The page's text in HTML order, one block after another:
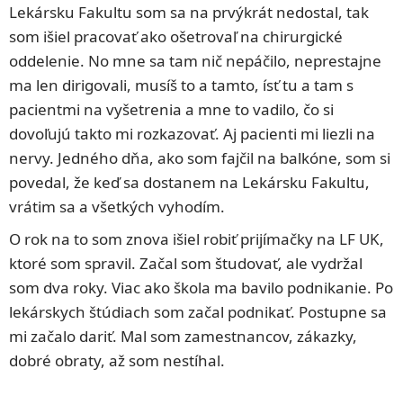
Lekársku Fakultu som sa na prvýkrát nedostal, tak
som išiel pracovať ako ošetrovaľ na chirurgické
oddelenie. No mne sa tam nič nepáčilo, neprestajne
ma len dirigovali, musíš to a tamto, ísť tu a tam s
pacientmi na vyšetrenia a mne to vadilo, čo si
dovoľujú takto mi rozkazovať. Aj pacienti mi liezli na
nervy. Jedného dňa, ako som fajčil na balkóne, som si
povedal, že keď sa dostanem na Lekársku Fakultu,
vrátim sa a všetkých vyhodím.
O rok na to som znova išiel robiť prijímačky na LF UK,
ktoré som spravil. Začal som študovať, ale vydržal
som dva roky. Viac ako škola ma bavilo podnikanie. Po
lekárskych štúdiach som začal podnikať. Postupne sa
mi začalo dariť. Mal som zamestnancov, zákazky,
dobré obraty, až som nestíhal.